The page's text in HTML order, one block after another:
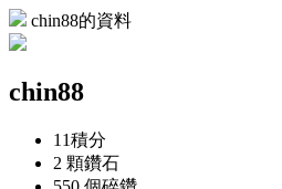
chin88的資料
chin88
11積分
2 顆鑽石